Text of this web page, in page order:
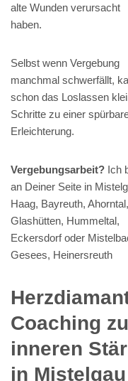
alte Wunden verursacht
haben.
Selbst wenn Vergebung
manchmal schwerfällt,
schon das Loslassen
Schritte zu einer
Erleichterung.
Vergebungsarbeit? Ich
an Deiner Seite in
Haag, Bayreuth, Ahorntal,
Glashütten, Hummeltal,
Eckersdorf oder
Gesees, Heinersreuth
Coaching
inneren
in Mistelgau